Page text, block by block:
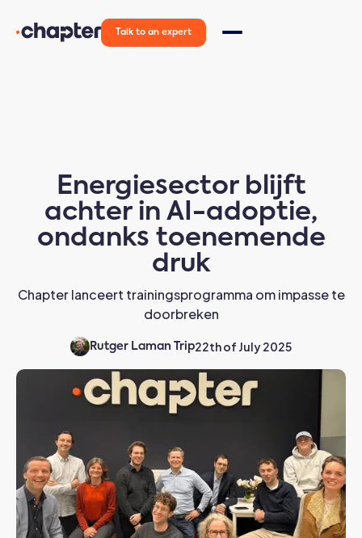
Talk to an expert
Energiesector blijft
achter in AI-adoptie,
ondanks toenemende
druk
Chapter lanceert trainingsprogramma om impasse te
doorbreken
Rutger Laman Trip22th of July 2025